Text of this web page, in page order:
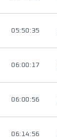
05:50:35
06:00:17
06:00:56
06:14:56